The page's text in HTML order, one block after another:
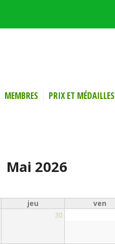
MEMBRES PRIX ET MÉDAILLES
Mai 2026
jeu ven
30